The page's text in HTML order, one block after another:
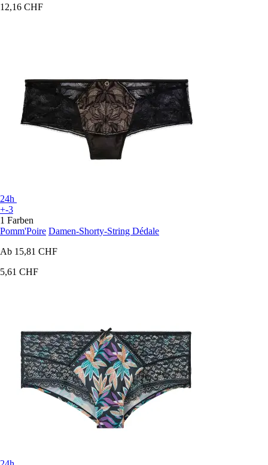
12,16 CHF
24h
+-3
1 Farben
Pomm'Poire Damen-Shorty-String Dédale
Ab 15,81 CHF
5,61 CHF